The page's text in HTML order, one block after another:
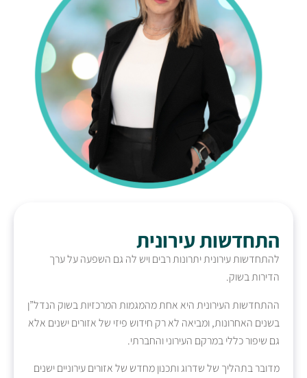
התחדשות עירונית
להתחדשות עירונית יתרונות רבים ויש לה גם השפעה על ערך
הדירות בשוק.
ההתחדשות העירונית היא אחת מהמגמות המרכזיות בשוק הנדל”ן
בשנים האחרונות, ומביאה לא רק חידוש פיזי של אזורים ישנים אלא
גם שיפור כללי במרקם העירוני והחברתי.
מדובר בתהליך של שדרוג ותכנון מחדש של אזורים עירוניים ישנים